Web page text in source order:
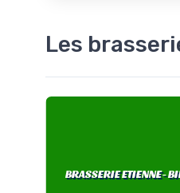
Les
BRASSERIE ETIENNE -